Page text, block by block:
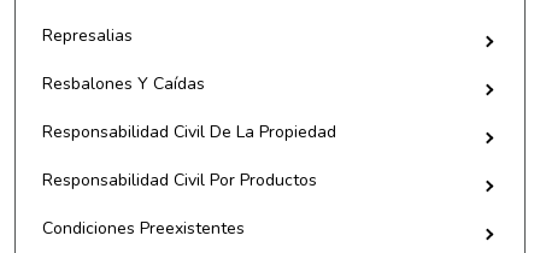
Represalias
Resbalones Y Caídas
Responsabilidad Civil De La Propiedad
Responsabilidad Civil Por Productos
Condiciones Preexistentes